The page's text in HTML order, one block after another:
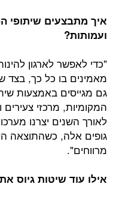
איך מתבצעים שיתופי
ועמותות?
"כדי לאפשר לארגון
מאמינים בו כל כך, בצד
גם מגייסים באמצעות
המקומיות, מרכזי צעירים
לאורך השנים יצרנו
מרווחים".
אילו עוד שיטות גיוס